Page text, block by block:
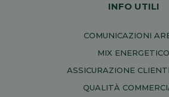
INFO UTILI
COMUNICAZIONI
MIX ENERGETICO
ASSICURAZIONE
QUALITÀ